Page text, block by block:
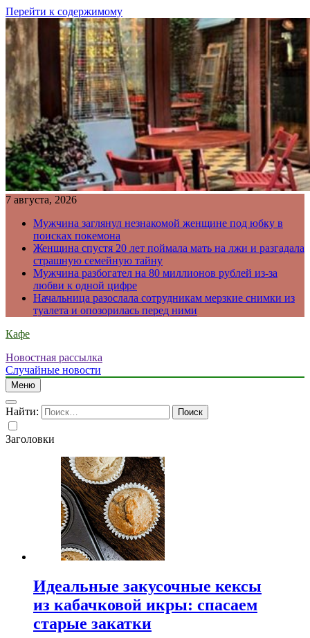
Перейти к содержимому
7 августа, 2026
Мужчина заглянул незнакомой женщине под юбку в
поисках покемона
Женщина спустя 20 лет поймала мать на лжи и разгадала
страшную семейную тайну
Мужчина разбогател на 80 миллионов рублей из-за
любви к одной цифре
Начальница разослала сотрудникам мерзкие снимки из
туалета и опозорилась перед ними
Кафе
Новостная рассылка
Случайные новости
Меню
Найти:
Заголовки
Идеальные закусочные кексы
из кабачковой икры: спасаем
старые закатки